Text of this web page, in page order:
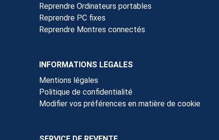
Reprendre Ordinateurs portables
Reprendre PC fixes
Reprendre Montres connectés
INFORMATIONS LEGALES
Mentions légales
Politique de confidentialité
Modifier vos préférences en matière de cookie